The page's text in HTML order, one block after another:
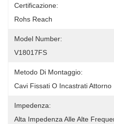
Certificazione:
Rohs Reach
Model Number:
V18017FS
Metodo Di Montaggio:
Cavi Fissati O Incastrati Attorno
Impedenza:
Alta Impedenza Alle Alte